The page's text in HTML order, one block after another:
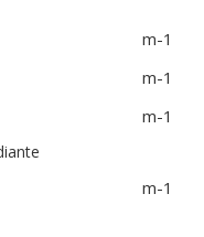
m-1
m-1
m-1
m-1